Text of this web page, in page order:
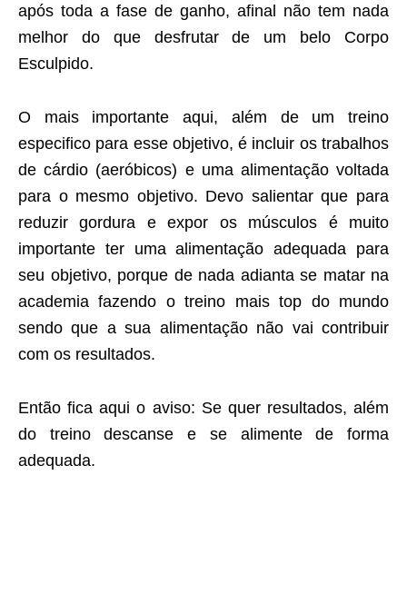
após toda a fase de ganho, afinal não tem nada
melhor do que desfrutar de um belo Corpo
Esculpido.
O mais importante aqui, além de um treino
especifico para esse objetivo, é incluir os trabalhos
de cárdio (aeróbicos) e uma alimentação voltada
para o mesmo objetivo. Devo salientar que para
reduzir gordura e expor os músculos é muito
importante ter uma alimentação adequada para
seu objetivo, porque de nada adianta se matar na
academia fazendo o treino mais top do mundo
sendo que a sua alimentação não vai contribuir
com os resultados.
Então fica aqui o aviso: Se quer resultados, além
do treino descanse e se alimente de forma
adequada.